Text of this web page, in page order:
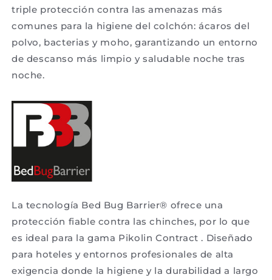
triple protección contra las amenazas más
comunes para la higiene del colchón: ácaros del
polvo, bacterias y moho, garantizando un entorno
de descanso más limpio y saludable noche tras
noche.
La tecnología Bed Bug Barrier® ofrece una
protección fiable contra las chinches, por lo que
es ideal para la gama Pikolin Contract . Diseñado
para hoteles y entornos profesionales de alta
exigencia donde la higiene y la durabilidad a largo